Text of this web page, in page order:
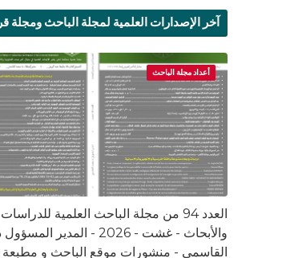
آخر الإصدارات العلمية لمجلة الباحث ومجلة
أعداد مجلة الباحث
العدد 94 من مجلة الباحث العلمية للدراسات
والأبحاث - غشت - 2026 - المدير
القاسمي - منشورات موقع الباحث و مطبعة